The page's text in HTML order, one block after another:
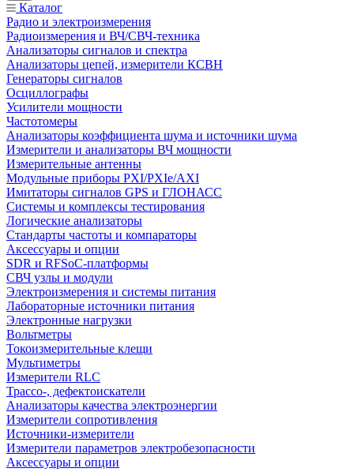
Каталог
Радио и электроизмерения
Радиоизмерения и ВЧ/СВЧ-техника
Анализаторы сигналов и спектра
Анализаторы цепей, измерители КСВН
Генераторы сигналов
Осциллографы
Усилители мощности
Частотомеры
Анализаторы коэффициента шума и источники шума
Измерители и анализаторы ВЧ мощности
Измерительные антенны
Модульные приборы PXI/PXIe/AXI
Имитаторы сигналов GPS и ГЛОНАСС
Системы и комплексы тестирования
Логические анализаторы
Стандарты частоты и компараторы
Аксессуары и опции
SDR и RFSoC‑платформы
СВЧ узлы и модули
Электроизмерения и системы питания
Лабораторные источники питания
Электронные нагрузки
Вольтметры
Токоизмерительные клещи
Мультиметры
Измерители RLC
Трассо-, дефектоискатели
Анализаторы качества электроэнергии
Измерители сопротивления
Источники-измерители
Измерители параметров электробезопасности
Аксессуары и опции